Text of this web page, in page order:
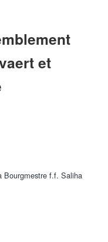
et la composition du
et Echevins, qui sont le
instances qui prennent
compétences
le budget communal. On y
et
Bourgmestre f.f. Saliha